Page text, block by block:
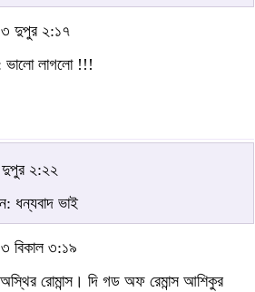
দুপুর ২:১৭
ভালো লাগলো !!!
দুপুর ২:২২
ধন্যবাদ ভাই
বিকাল ৩:১৯
রোমান্স। দি গড অফ রেমান্স আশিকুর